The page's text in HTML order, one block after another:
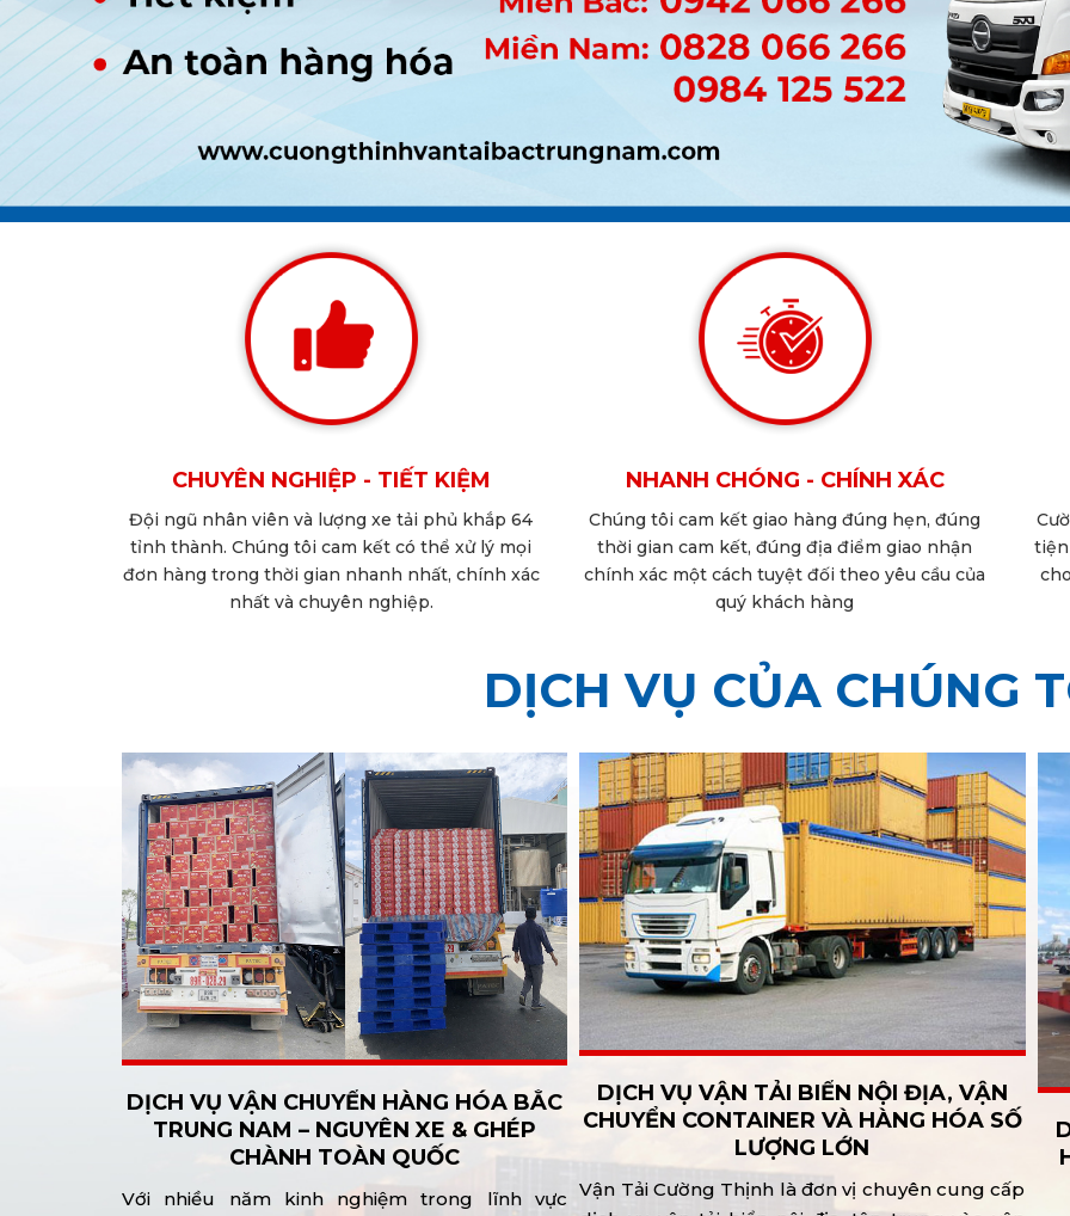
NHANH CHÓNG - CHÍNH XÁC
Chúng tôi cam kết giao hàng đúng hẹn, đúng
thời gian cam kết, đúng địa điểm giao nhận
chính xác một cách tuyệt đối theo yêu cầu của
quý khách hàng
AN TOÀN - TIỆN LỢI
Cường Thịnh trang bị những vật dụng, phương
tiện vận tải tiên tiến, hiện đại đảm bảo tốt nhất
cho quá trình vận chuyển, giao hàng. Giúp tiết
kiệm thời gian cho khách hàng.
Đội
DỊCH VỤ CỦA CHÚNG
DỊCH VỤ VẬN CHUYỂN HÀNG HÓA BẮC
TRUNG NAM – NGUYÊN XE & GHÉP
CHÀNH TOÀN QUỐC
Với nhiều năm kinh nghiệm trong lĩnh vực
DỊCH VỤ VẬN TẢI BIỂN NỘI ĐỊA, VẬN
CHUYỂN CONTAINER VÀ HÀNG HÓA SỐ
LƯỢNG LỚN
Vận Tải Cường Thịnh là đơn vị chuyên cung cấp